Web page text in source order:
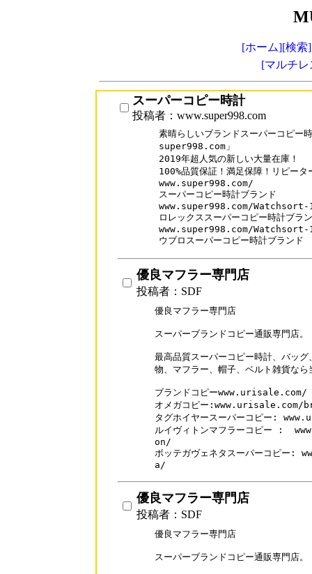
[ホーム][検索]
[マルチ
スーパーコピー時計
投稿者：www.super998.com
素晴らしいブランドスーパーコピー
super998.com」
2019年超人気の新しい大量在庫！
100%品質保証！満足保障！リピー
www.super998.com/
スーパーコピー時計ブランド
www.super998.com/
ロレックススーパーコピー時計ブラ
www.super998.com/
ウブロスーパーコピー時計ブランド
優良マフラー専門店
投稿者：SDF
優良マフラー専門店
スーパーブランドコピー通販専門店。
最高品質スーパーコピー時計、バッ
物、マフラー、帽子、ベルト雑貨なら
ブランドコピーwww.urisale.com/
オメガコピー:www.urisale.com/
タグホイヤースーパーコピー:
ルイヴィトンマフラーコピー :
on/
ボッテガヴェネタスーパーコピ
a/
優良マフラー専門店
投稿者：SDF
優良マフラー専門店
スーパーブランドコピー通販専門店。